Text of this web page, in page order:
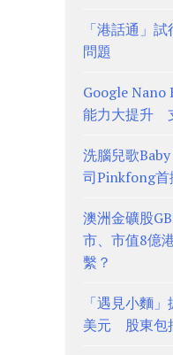
「港話通」
問題
Google Nano
能力大提升
洗腦兒歌
司Pinkfong首
澳洲金礦股
市、市值8億
繫？
「遇見小麵
美元 股東包